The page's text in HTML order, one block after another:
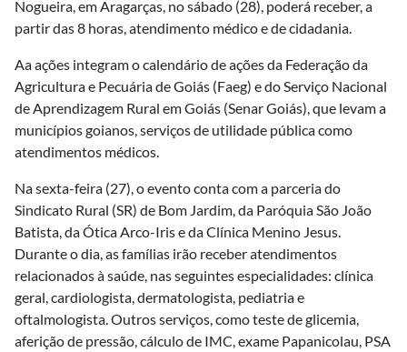
Nogueira, em Aragarças, no sábado (28), poderá receber, a
partir das 8 horas, atendimento médico e de cidadania.
Aa ações integram o calendário de ações da Federação da
Agricultura e Pecuária de Goiás (Faeg) e do Serviço Nacional
de Aprendizagem Rural em Goiás (Senar Goiás), que levam a
municípios goianos, serviços de utilidade pública como
atendimentos médicos.
Na sexta-feira (27), o evento conta com a parceria do
Sindicato Rural (SR) de Bom Jardim, da Paróquia São João
Batista, da Ótica Arco-Iris e da Clínica Menino Jesus.
Durante o dia, as famílias irão receber atendimentos
relacionados à saúde, nas seguintes especialidades: clínica
geral, cardiologista, dermatologista, pediatria e
oftalmologista. Outros serviços, como teste de glicemia,
aferição de pressão, cálculo de IMC, exame Papanicolau, PSA